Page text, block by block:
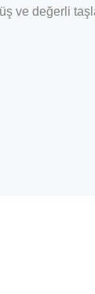
ve değerli